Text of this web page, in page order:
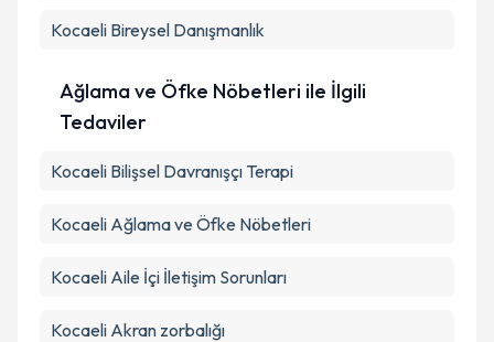
Kocaeli Bireysel Danışmanlık
Ağlama ve Öfke Nöbetleri ile İlgili
Tedaviler
Kocaeli Bilişsel Davranışçı Terapi
Kocaeli Ağlama ve Öfke Nöbetleri
Kocaeli Aile İçi İletişim Sorunları
Kocaeli Akran zorbalığı